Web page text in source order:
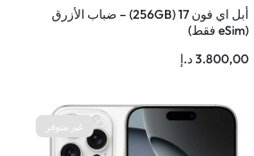
أبل اي فون 17 (256GB) – ضباب الأزرق
(eSim فقط)
3.800,00د.إ
غير متوفر